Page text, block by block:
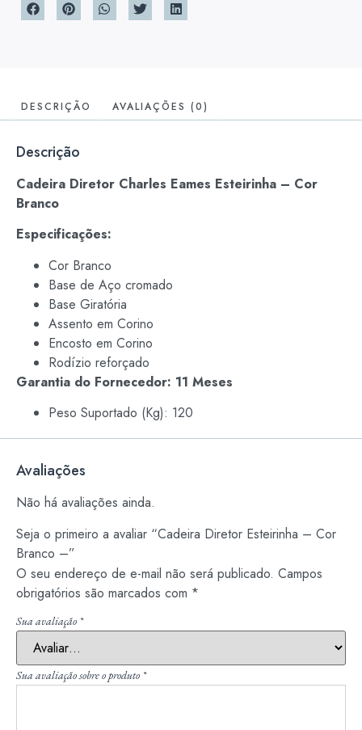
DESCRIÇÃO AVALIAÇÕES (0)
Descrição
Cadeira Diretor Charles Eames Esteirinha – Cor
Branco
Especificações:
Cor Branco
Base de Aço cromado
Base Giratória
Assento em Corino
Encosto em Corino
Rodízio reforçado
Garantia do Fornecedor: 11 Meses
Peso Suportado (Kg): 120
Avaliações
Não há avaliações ainda.
Seja o primeiro a avaliar “Cadeira Diretor Esteirinha – Cor
Branco –”
O seu endereço de e-mail não será publicado. Campos
obrigatórios são marcados com *
Sua avaliação *
Sua avaliação sobre o produto *